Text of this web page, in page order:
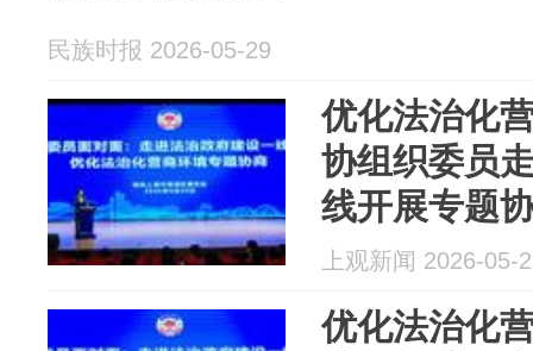
民族时报 2026-05-29
优化法治化
协组织委员
线开展专题
上观新闻 2026-05-
优化法治化